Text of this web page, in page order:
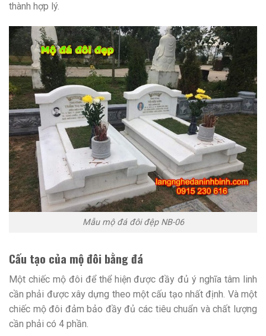
thành hợp lý.
Mẫu mộ đá đôi đệp NB-06
Cấu tạo của mộ đôi bằng đá
Một chiếc mộ đôi để thể hiện được đầy đủ ý nghĩa tâm linh
cần phải được xây dựng theo một cấu tạo nhất định. Và một
chiếc mộ đôi đảm bảo đầy đủ các tiêu chuẩn và chất lượng
cần phải có 4 phần.